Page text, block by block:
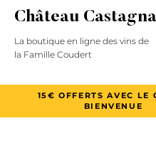
Château
15€ OFFERTS AVEC LE
BIENVENUE
La boutique en ligne des vins de
la Famille Coudert